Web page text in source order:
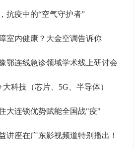
抗疫中的“空气守护者”
室内健康？大金空调告诉你
鄂连线急诊领域学术线上研讨会
科技（芯片、5G、半导体）
大连锁优势赋能全国战"疫"
讲座在广东影视频道特别播出！